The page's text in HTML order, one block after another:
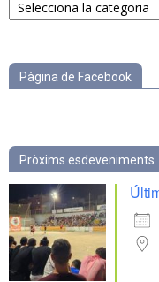
per
Pàgina de Facebook
Pròxims esdeveniments